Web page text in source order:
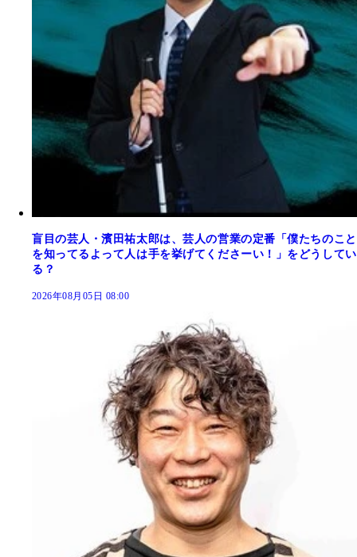
盲目の芸人・濱田祐太郎は、芸人の営業の定番「僕たちのこと
を知ってるよって人は手を挙げてくださーい！」をどうしてい
る？
2026年08月05日 08:00